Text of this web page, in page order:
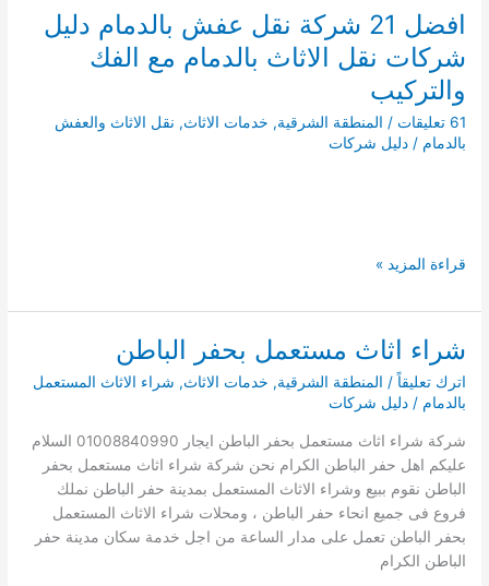
نقل
عفش
بالجبيل
مع
الفك
والتركيب
دليل
افضل 21 شركة نقل عفش بالدمام دليل
شركات نقل الاثاث بالدمام مع الفك
والتركيب
61 تعليقات / المنطقة الشرقية, خدمات الاثاث, نقل الاثاث والعفش
بالدمام /دليل شركات
افضل
شركة
عفش
بالدمام
دليل
شركات
نقل
الاثاث
بالدمام
مع
الفك
والتركيب
قراءة المزيد »
شراء اثاث مستعمل بحفر الباطن
اترك تعليقاً / المنطقة الشرقية, خدمات الاثاث, شراء الاثاث المستعمل
بالدمام /دليل شركات
شركة شراء اثاث مستعمل بحفر الباطن ايجار 01008840990 السلام
عليكم اهل حفر الباطن الكرام نحن شركة شراء اثاث مستعمل بحفر
الباطن نقوم ببيع وشراء الاثاث المستعمل بمدينة حفر الباطن نملك
فروع فى جميع انحاء حفر الباطن ، ومحلات شراء الاثاث المستعمل
بحفر الباطن تعمل على مدار الساعة من اجل خدمة سكان مدينة حفر
الباطن الكرام